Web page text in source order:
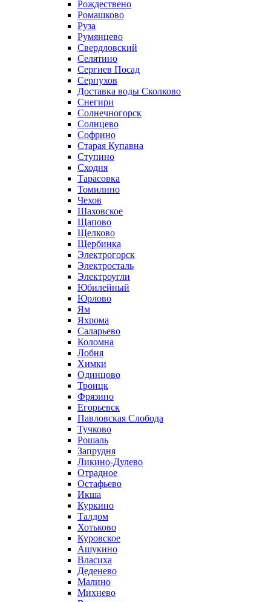
Рождествено
Ромашково
Руза
Румянцево
Свердловский
Селятино
Сергиев Посад
Серпухов
Доставка воды Сколково
Снегири
Солнечногорск
Солнцево
Софрино
Старая Купавна
Ступино
Сходня
Тарасовка
Томилино
Чехов
Шаховское
Щапово
Щелково
Щербинка
Электрогорск
Электросталь
Электроугли
Юбилейный
Юрлово
Ям
Яхрома
Саларьево
Коломна
Лобня
Химки
Одинцово
Троицк
Фрязино
Егорьевск
Павловская Слобода
Тучково
Рошаль
Запрудня
Ликино-Дулево
Отрадное
Остафьево
Икша
Куркино
Талдом
Хотьково
Куровское
Ашукино
Власиха
Деденево
Малино
Михнево